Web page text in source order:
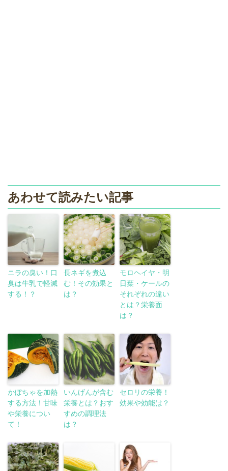
あわせて読みたい記事
ニラの臭い！口
臭は牛乳で軽減
する！？
長ネギを煮込
む！その効果と
は？
モロヘイヤ・明
日葉・ケールの
それぞれの違い
とは？栄養面
は？
かぼちゃを加熱
する方法！甘味
や栄養につい
て！
いんげんが含む
栄養とは？おす
すめの調理法
は？
セロリの栄養！
効果や効能は？